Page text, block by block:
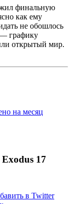
финальную
как ему
не обошлось
— графику
открытый мир.
на месяц
17